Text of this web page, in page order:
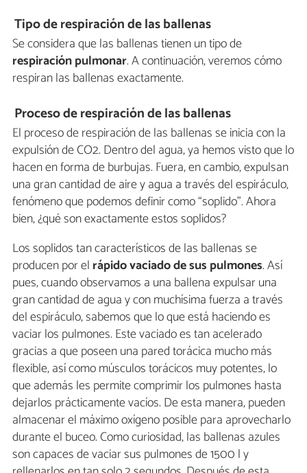
Tipo de respiración de las ballenas
Se considera que las ballenas tienen un tipo de
respiración pulmonar. A continuación, veremos cómo
respiran las ballenas exactamente.
Proceso de respiración de las ballenas
El proceso de respiración de las ballenas se inicia con la
expulsión de CO2. Dentro del agua, ya hemos visto que lo
hacen en forma de burbujas. Fuera, en cambio, expulsan
una gran cantidad de aire y agua a través del espiráculo,
fenómeno que podemos definir como “soplido”. Ahora
bien, ¿qué son exactamente estos soplidos?
Los soplidos tan característicos de las ballenas se
producen por el rápido vaciado de sus pulmones. Así
pues, cuando observamos a una ballena expulsar una
gran cantidad de agua y con muchísima fuerza a través
del espiráculo, sabemos que lo que está haciendo es
vaciar los pulmones. Este vaciado es tan acelerado
gracias a que poseen una pared torácica mucho más
flexible, así como músculos torácicos muy potentes, lo
que además les permite comprimir los pulmones hasta
dejarlos prácticamente vacíos. De esta manera, pueden
almacenar el máximo oxígeno posible para aprovecharlo
durante el buceo. Como curiosidad, las ballenas azules
son capaces de vaciar sus pulmones de 1500 l y